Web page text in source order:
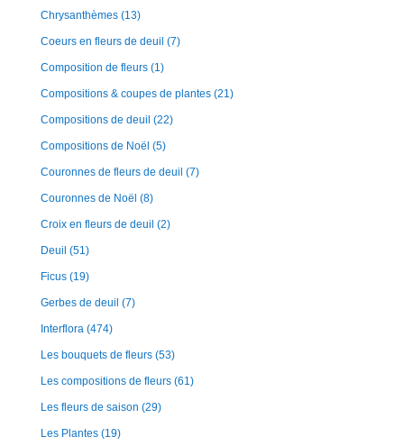
Chrysanthèmes (13)
Coeurs en fleurs de deuil (7)
Composition de fleurs (1)
Compositions & coupes de plantes (21)
Compositions de deuil (22)
Compositions de Noël (5)
Couronnes de fleurs de deuil (7)
Couronnes de Noël (8)
Croix en fleurs de deuil (2)
Deuil (51)
Ficus (19)
Gerbes de deuil (7)
Interflora (474)
Les bouquets de fleurs (53)
Les compositions de fleurs (61)
Les fleurs de saison (29)
Les Plantes (19)